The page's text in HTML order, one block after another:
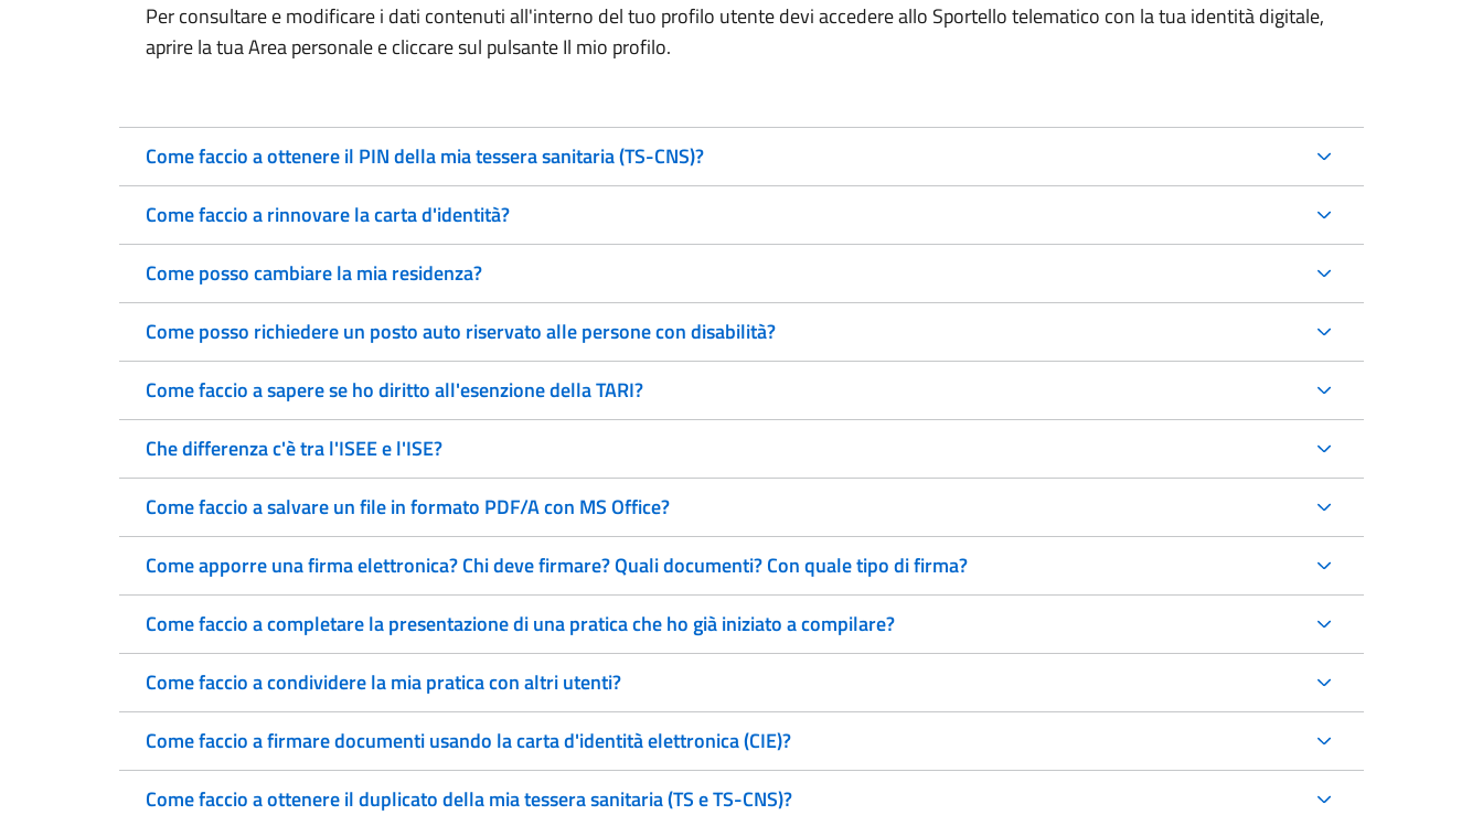
Per consultare e modificare i dati contenuti all'interno del tuo profilo utente devi accedere allo Sportello telematico con la tua identità digitale,
aprire la tua Area personale e cliccare sul pulsante Il mio profilo.
Come faccio a ottenere il PIN della mia tessera sanitaria (TS-CNS)?
Come faccio a rinnovare la carta d'identità?
Come posso cambiare la mia residenza?
Come posso richiedere un posto auto riservato alle persone con disabilità?
Come faccio a sapere se ho diritto all'esenzione della TARI?
Che differenza c'è tra l'ISEE e l'ISE?
Come faccio a salvare un file in formato PDF/A con MS Office?
Come apporre una firma elettronica? Chi deve firmare? Quali documenti? Con quale tipo di firma?
Come faccio a completare la presentazione di una pratica che ho già iniziato a compilare?
Come faccio a condividere la mia pratica con altri utenti?
Come faccio a firmare documenti usando la carta d'identità elettronica (CIE)?
Come faccio a ottenere il duplicato della mia tessera sanitaria (TS e TS-CNS)?